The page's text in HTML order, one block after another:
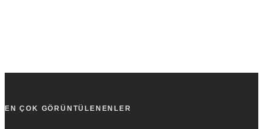
EN ÇOK GÖRÜNTÜLENENLER